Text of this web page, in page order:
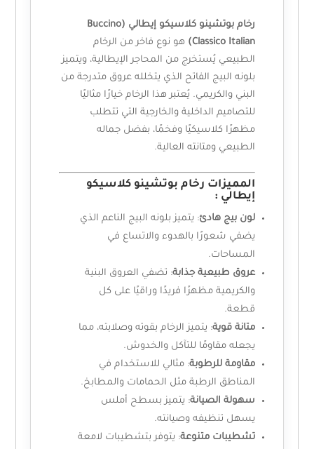
رخام بوتشينو كلاسيكو إيطالي (Buccino
Classico Italian)
هو نوع فاخر من الرخام
الطبيعي يُستخرج من المحاجر الإيطالية، ويتميز
بلونه البيج الفاتح الذي يتخلله عروق متدرجة من
البني والكريمي. يُعتبر هذا الرخام خيارًا مثاليًا
للتصاميم الداخلية والخارجية التي تتطلب
مظهرًا كلاسيكيًا وفخمًا، بفضل جماله
الطبيعي ومتانته العالية.
المميزات رخام بوتشينو كلاسيكو
إيطالي :
لون بيج هادئ: يتميز بلونه البيج الناعم الذي
يضفي شعورًا بالهدوء والاتساع في
المساحات.
عروق طبيعية جذابة: تضفي العروق البنية
والكريمية مظهرًا فريدًا وراقيًا على كل
قطعة.
متانة قوية: يتميز الرخام بقوته وصلابته، مما
يجعله مقاومًا للتآكل والخدوش.
مقاومة للرطوبة: مثالي للاستخدام في
المناطق الرطبة مثل الحمامات والمطابخ.
سهولة الصيانة: يتميز بسطح أملس
يسهل تنظيفه وصيانته.
تشطيبات متنوعة: يتوفر بتشطيبات لامعة